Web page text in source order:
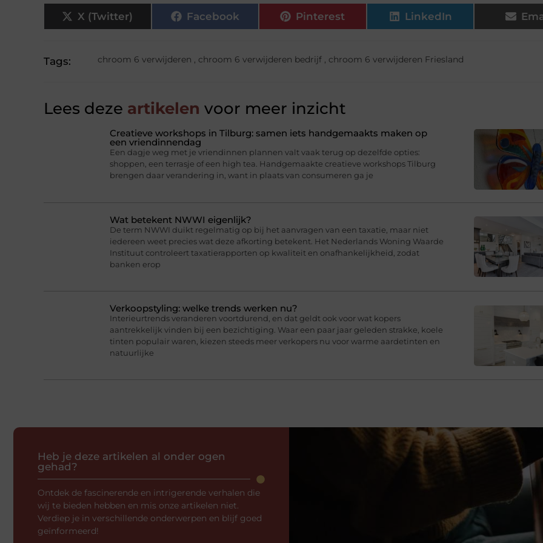
X (Twitter) Facebook Pinterest LinkedIn
Tags: chroom 6 verwijderen , chroom 6 verwijderen bedrijf, chroom 6 verwijderen Friesland
Lees deze artikelen voor meer inzicht
Creatieve workshops in Tilburg: samen iets handgemaakts maken op
een vriendinnendag
Een dagje weg met je vriendinnen plannen valt vaak terug op dezelfde opties:
shoppen, een terrasje of een high tea. Handgemaakte creatieve workshops Tilburg
brengen daar verandering in, want in plaats van consumeren ga je
Wat betekent NWWI eigenlijk?
De term NWWI duikt regelmatig op bij het aanvragen van een taxatie, maar niet
iedereen weet precies wat deze afkorting betekent. Het Nederlands Woning Waarde
Instituut controleert taxatierapporten op kwaliteit en onafhankelijkheid, zodat
banken erop
Verkoopstyling: welke trends werken nu?
Interieurtrends veranderen voortdurend, en dat geldt ook voor wat kopers
aantrekkelijk vinden bij een bezichtiging. Waar een paar jaar geleden strakke, koele
tinten populair waren, kiezen steeds meer verkopers nu voor warme aardetinten en
natuurlijke
Heb je deze artikelen al onder ogen
gehad?
Ontdek de fascinerende en intrigerende verhalen die
wij te bieden hebben en mis onze artikelen niet.
Verdiep je in verschillende onderwerpen en blijf goed
geïnformeerd!